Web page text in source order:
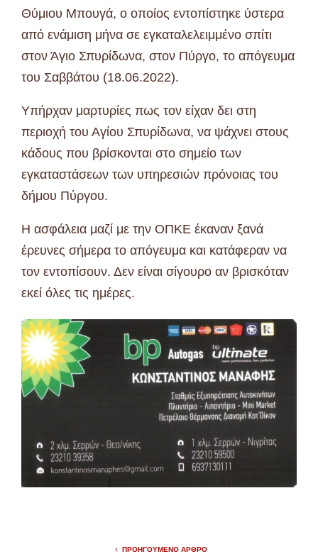
Θύμιου Μπουγά, ο οποίος εντοπίστηκε ύστερα
από ενάμιση μήνα σε εγκαταλελειμμένο σπίτι
στον Άγιο Σπυρίδωνα, στον Πύργο, το απόγευμα
του Σαββάτου (18.06.2022).
Υπήρχαν μαρτυρίες πως τον είχαν δει στη
περιοχή του Αγίου Σπυρίδωνα, να ψάχνει στους
κάδους που βρίσκονται στο σημείο των
εγκαταστάσεων των υπηρεσιών πρόνοιας του
δήμου Πύργου.
Η ασφάλεια μαζί με την ΟΠΚΕ έκαναν ξανά
έρευνες σήμερα το απόγευμα και κατάφεραν να
τον εντοπίσουν. Δεν είναι σίγουρο αν βρισκόταν
εκεί όλες τις ημέρες.
ΠΡΟΗΓΟΎΜΕΝΟ ΆΡΘΡΟ